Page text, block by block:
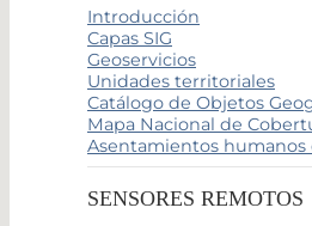
Introducción
Capas SIG
Geoservicios
Unidades territoriales
Catálogo de Objetos
Mapa Nacional de
Asentamientos
SENSORES REMOTOS